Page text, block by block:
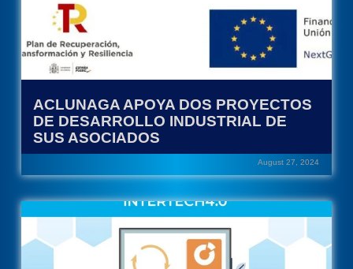
ACLUNAGA APOYA DOS PROYECTOS
DE DESARROLLO INDUSTRIAL DE
SUS ASOCIADOS
August 27, 2024